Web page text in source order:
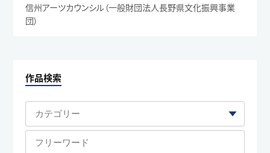
信州アーツカウンシル（一般財団法人長野県文化振興事業
団）
作品検索